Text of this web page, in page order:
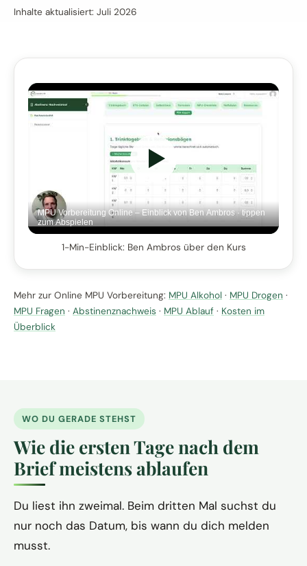
Inhalte aktualisiert: Juli 2026
MPU Vorbereitung Online – Einblick von Ben Ambros · tippen
zum Abspielen
1-Min-Einblick: Ben Ambros über den Kurs
Mehr zur Online MPU Vorbereitung: MPU Alkohol · MPU Drogen ·
MPU Fragen · Abstinenznachweis · MPU Ablauf · Kosten im
Überblick
WO DU GERADE STEHST
Wie die ersten Tage nach dem
Brief meistens ablaufen
Du liest ihn zweimal. Beim dritten Mal suchst du
nur noch das Datum, bis wann du dich melden
musst.